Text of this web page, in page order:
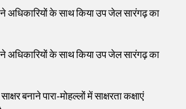
अधिकारियों के साथ किया उप जेल सारंगढ़ का
अधिकारियों के साथ किया उप जेल सारंगढ़ का
बनाने पारा-मोहल्लों में साक्षरता कक्षाएं